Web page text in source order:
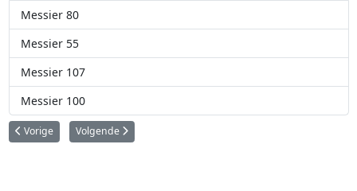
Messier 80
Messier 55
Messier 107
Messier 100
Vorig artikel: Messier 57
Vorige Volgende artikel: Messier 55
Volgende